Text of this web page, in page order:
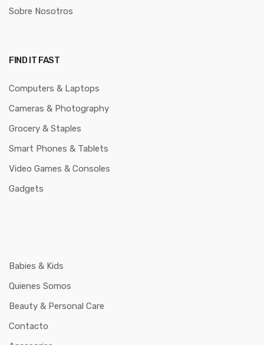
Sobre Nosotros
FIND IT FAST
Computers & Laptops
Cameras & Photography
Grocery & Staples
Smart Phones & Tablets
Video Games & Consoles
Gadgets
Babies & Kids
Quienes Somos
Beauty & Personal Care
Contacto